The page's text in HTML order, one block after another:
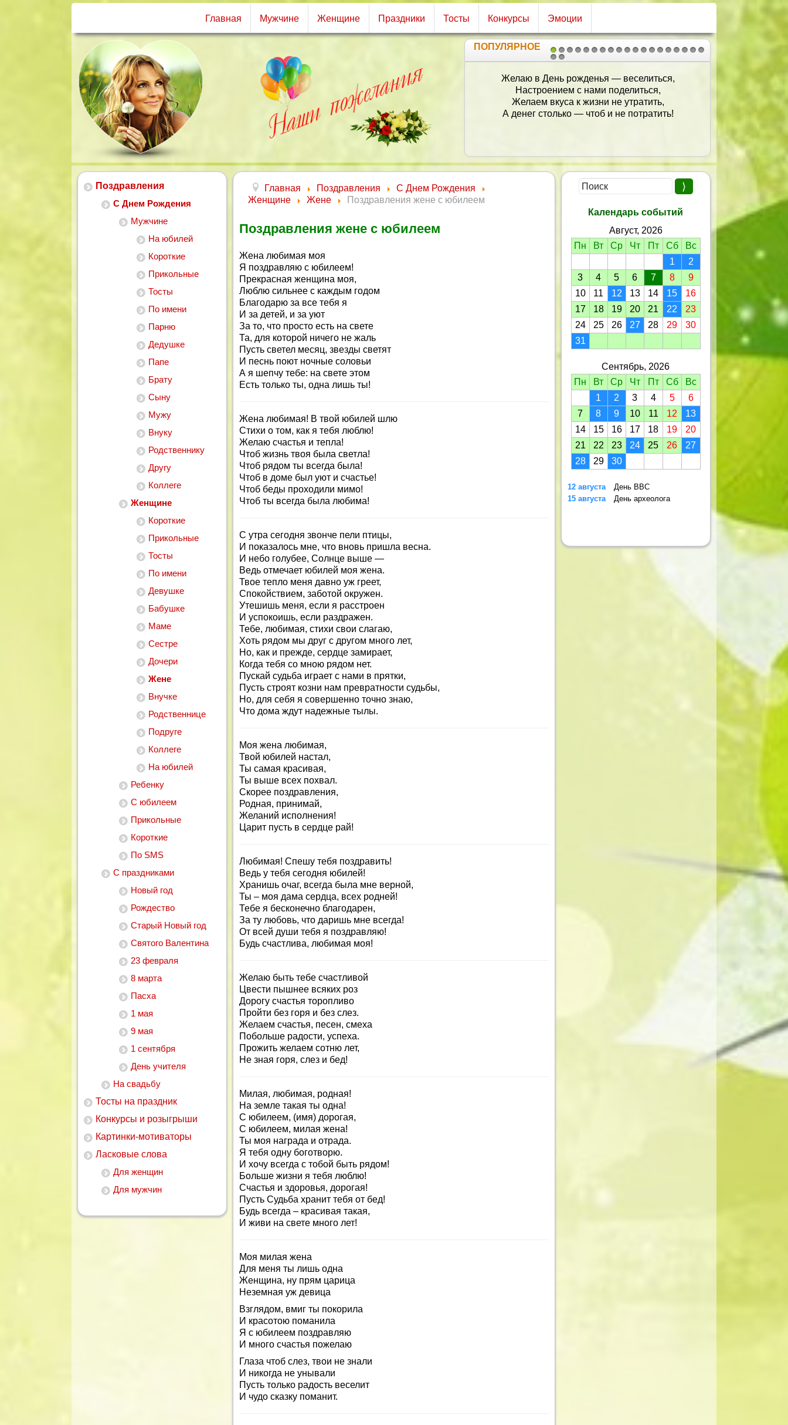
Главная Мужчине Женщине Праздники Тосты Конкурсы Эмоции
1 2
2021
ПОПУЛЯРНОЕ
С днем рожденья поздравляем,
Счастья, радости желаем.
Дни идут, проходят годы,
Мчатся, мчатся чередой.
Поздравления
С Днем Рождения
Мужчине
На юбилей
Короткие
Прикольные
Тосты
По имени
Парню
Дедушке
Папе
Брату
Сыну
Мужу
Внуку
Родственнику
Другу
Коллеге
Женщине
Короткие
Прикольные
Тосты
По имени
Девушке
Бабушке
Маме
Сестре
Дочери
Жене
Внучке
Родственнице
Подруге
Коллеге
На юбилей
Ребенку
С юбилеем
Прикольные
Короткие
По SMS
С праздниками
Новый год
Рождество
Старый Новый год
Святого Валентина
23 февраля
8 марта
Пасха
1 мая
9 мая
1 сентября
День учителя
На свадьбу
Тосты на праздник
Конкурсы и розыгрыши
Картинки-мотиваторы
Ласковые слова
Для женщин
Для мужчин
Главная Поздравления
С Днем Рождения
Женщине
Жене Поздравления жене с юбилеем
Поздравления жене с юбилеем
Жена любимая моя
Я поздравляю с юбилеем!
Прекрасная женщина моя,
Люблю сильнее с каждым годом
Благодарю за все тебя я
И за детей, и за уют
За то, что просто есть на свете
Та, для которой ничего не жаль
Пусть светел месяц, звезды светят
И песнь поют ночные соловьи
А я шепчу тебе: на свете этом
Есть только ты, одна лишь ты!
Жена любимая! В твой юбилей шлю
Стихи о том, как я тебя люблю!
Желаю счастья и тепла!
Чтоб жизнь твоя была светла!
Чтоб рядом ты всегда была!
Чтоб в доме был уют и счастье!
Чтоб беды проходили мимо!
Чтоб ты всегда была любима!
С утра сегодня звонче пели птицы,
И показалось мне, что вновь пришла весна.
И небо голубее, Солнце выше —
Ведь отмечает юбилей моя жена.
Твое тепло меня давно уж греет,
Спокойствием, заботой окружен.
Утешишь меня, если я расстроен
И успокоишь, если раздражен.
Тебе, любимая, стихи свои слагаю,
Хоть рядом мы друг с другом много лет,
Но, как и прежде, сердце замирает,
Когда тебя со мною рядом нет.
Пускай судьба играет с нами в прятки,
Пусть строят козни нам превратности судьбы,
Но, для себя я совершенно точно знаю,
Что дома ждут надежные тылы.
Моя жена любимая,
Твой юбилей настал,
Ты самая красивая,
Ты выше всех похвал.
Скорее поздравления,
Родная, принимай,
Желаний исполнения!
Царит пусть в сердце рай!
Любимая! Спешу тебя поздравить!
Ведь у тебя сегодня юбилей!
Хранишь очаг, всегда была мне верной,
Ты – моя дама сердца, всех родней!
Тебе я бесконечно благодарен,
За ту любовь, что даришь мне всегда!
От всей души тебя я поздравляю!
Будь счастлива, любимая моя!
Желаю быть тебе счастливой
Цвести пышнее всяких роз
Дорогу счастья торопливо
Пройти без горя и без слез.
Желаем счастья, песен, смеха
Побольше радости, успеха.
Прожить желаем сотню лет,
Не зная горя, слез и бед!
Милая, любимая, родная!
На земле такая ты одна!
С юбилеем, (имя) дорогая,
С юбилеем, милая жена!
Ты моя награда и отрада.
Я тебя одну боготворю.
И хочу всегда с тобой быть рядом!
Больше жизни я тебя люблю!
Счастья и здоровья, дорогая!
Пусть Судьба хранит тебя от бед!
Будь всегда – красивая такая,
И живи на свете много лет!
Моя милая жена
Для меня ты лишь одна
Женщина, ну прям царица
Неземная уж девица
Взглядом, вмиг ты покорила
И красотою поманила
Я с юбилеем поздравляю
И много счастья пожелаю
Глаза чтоб слез, твои не знали
И никогда не унывали
Пусть только радость веселит
И чудо сказку поманит.
Календарь событий
Август, 2026
Пн
Вт Ср Чт Пт Сб
Вс
1
2
3
4 5 6 7 8
9
10
11 12 13 14 15
16
17
18 19 20 21 22
23
24
25 26 27 28 29
30
31
Сентябрь, 2026
Пн
Вт Ср Чт Пт Сб
Вс
1
2 3 4 5
6
7
8 9 10 11 12
13
14
15 16 17 18 19
20
21
22 23 24 25 26
27
28
29 30
12 августа
День ВВС
15 августа
День археолога